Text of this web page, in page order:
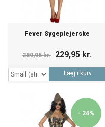
Fever Sygeplejerske
289,95 kr. 229,95 kr.
Læg i kurv
- 24%